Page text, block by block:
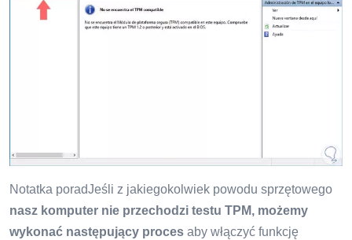
Notatka poradJeśli z jakiegokolwiek powodu sprzętowego
nasz komputer nie przechodzi testu TPM, możemy
wykonać następujący proces aby włączyć funkcję